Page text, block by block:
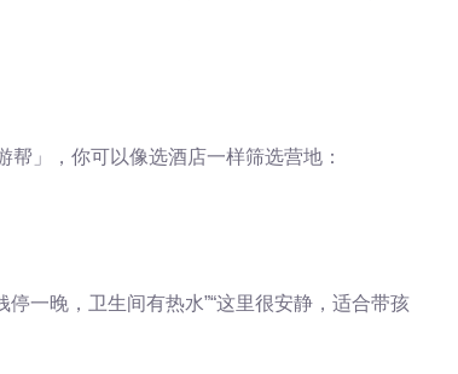
」，你可以像选酒店一样筛选营地：
一晚，卫生间有热水”“这里很安静，适合带孩